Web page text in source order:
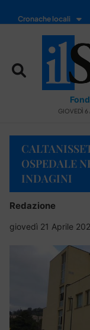
Cronache locali
GIOVEDÌ 6
OSPEDALE
INDAGINI
Redazione
giovedì 21 Aprile